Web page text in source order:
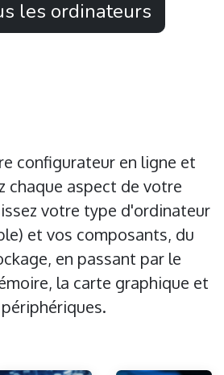
les ordinateurs
configurateur en ligne et
chaque aspect de votre
votre type d'ordinateur
et vos composants, du
en passant par le
la carte graphique et